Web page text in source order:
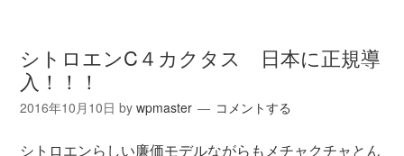
シトロエンC４カクタス 日本に正規導
入！！！
2016年10月10日 bywpmaster コメントする
シトロエンらしい廉価モデルながらもメチャクチャとん